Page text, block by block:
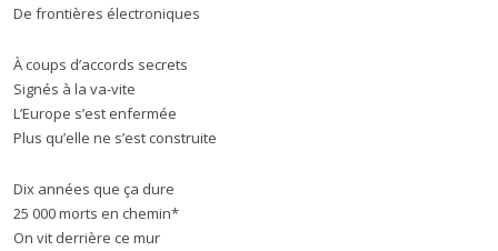
De frontières électroniques
À coups d’accords secrets
Signés à la va-vite
L’Europe s’est enfermée
Plus qu’elle ne s’est construite
Dix années que ça dure
25 000 morts en chemin*
On vit derrière ce mur